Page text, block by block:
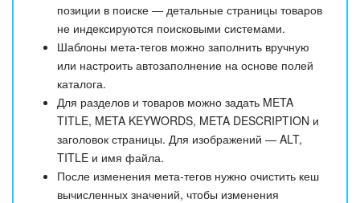
позиции в поиске — детальные страницы товаров
не индексируются поисковыми системами.
Шаблоны мета-тегов можно заполнить вручную
или настроить автозаполнение на основе полей
каталога.
Для разделов и товаров можно задать META
TITLE, META KEYWORDS, META DESCRIPTION и
заголовок страницы. Для изображений — ALT,
TITLE и имя файла.
После изменения мета-тегов нужно очистить кеш
вычисленных значений, чтобы изменения